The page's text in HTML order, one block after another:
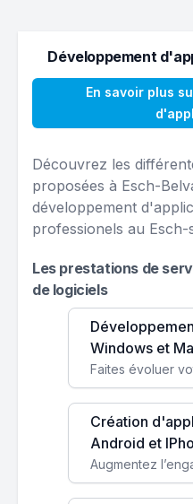
Développement
En savoir plus
Découvrez les
proposées à Esch-
développement
professionels au Esch-
Les prestations de
de logiciels
Windows et
Création
Android et